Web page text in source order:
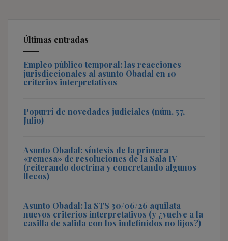
Últimas entradas
Empleo público temporal: las reacciones
jurisdiccionales al asunto Obadal en 10
criterios interpretativos
Popurrí de novedades judiciales (núm. 57,
Julio)
Asunto Obadal: síntesis de la primera
«remesa» de resoluciones de la Sala IV
(reiterando doctrina y concretando algunos
flecos)
Asunto Obadal: la STS 30/06/26 aquilata
nuevos criterios interpretativos (y ¿vuelve a la
casilla de salida con los indefinidos no fijos?)